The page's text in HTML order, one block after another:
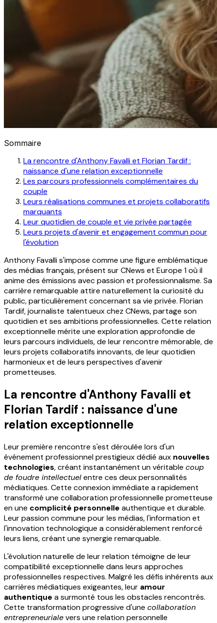
Sommaire
La rencontre d'Anthony Favalli et Florian Tardif :
naissance d'une relation exceptionnelle
Les parcours professionnels complémentaires du
couple
Leurs réalisations communes et projets collaboratifs
marquants
Leur quotidien de couple et vie privée partagée
Leurs projets d'avenir et engagement commun pour
l'évolution
Anthony Favalli s'impose comme une figure emblématique
des médias français, présent sur CNews et Europe 1 où il
anime des émissions avec passion et professionnalisme. Sa
carrière remarquable attire naturellement la curiosité du
public, particulièrement concernant sa vie privée. Florian
Tardif, journaliste talentueux chez CNews, partage son
quotidien et ses ambitions professionnelles. Cette relation
exceptionnelle mérite une exploration approfondie de
leurs parcours individuels, de leur rencontre mémorable, de
leurs projets collaboratifs innovants, de leur quotidien
harmonieux et de leurs perspectives d'avenir
prometteuses.
La rencontre d'Anthony Favalli et
Florian Tardif : naissance d'une
relation exceptionnelle
Leur première rencontre s'est déroulée lors d'un
événement professionnel prestigieux dédié aux nouvelles
technologies, créant instantanément un véritable coup
de foudre intellectuelentre ces deux personnalités
médiatiques. Cette connexion immédiate a rapidement
transformé une collaboration professionnelle prometteuse
en une complicité personnelle authentique et durable.
Leur passion commune pour les médias, l'information et
l'innovation technologique a considérablement renforcé
leurs liens, créant une synergie remarquable.
L'évolution naturelle de leur relation témoigne de leur
compatibilité exceptionnelle dans leurs approches
professionnelles respectives. Malgré les défis inhérents aux
carrières médiatiques exigeantes, leur amour
authentique a surmonté tous les obstacles rencontrés.
Cette transformation progressive d'une collaboration
entrepreneurialevers une relation personnelle